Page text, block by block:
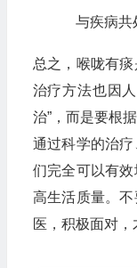
与疾病共
总之，喉咙有
治疗方法也因
治”，而是要根
通过科学的治
们完全可以有
高生活质量。
医，积极面对，